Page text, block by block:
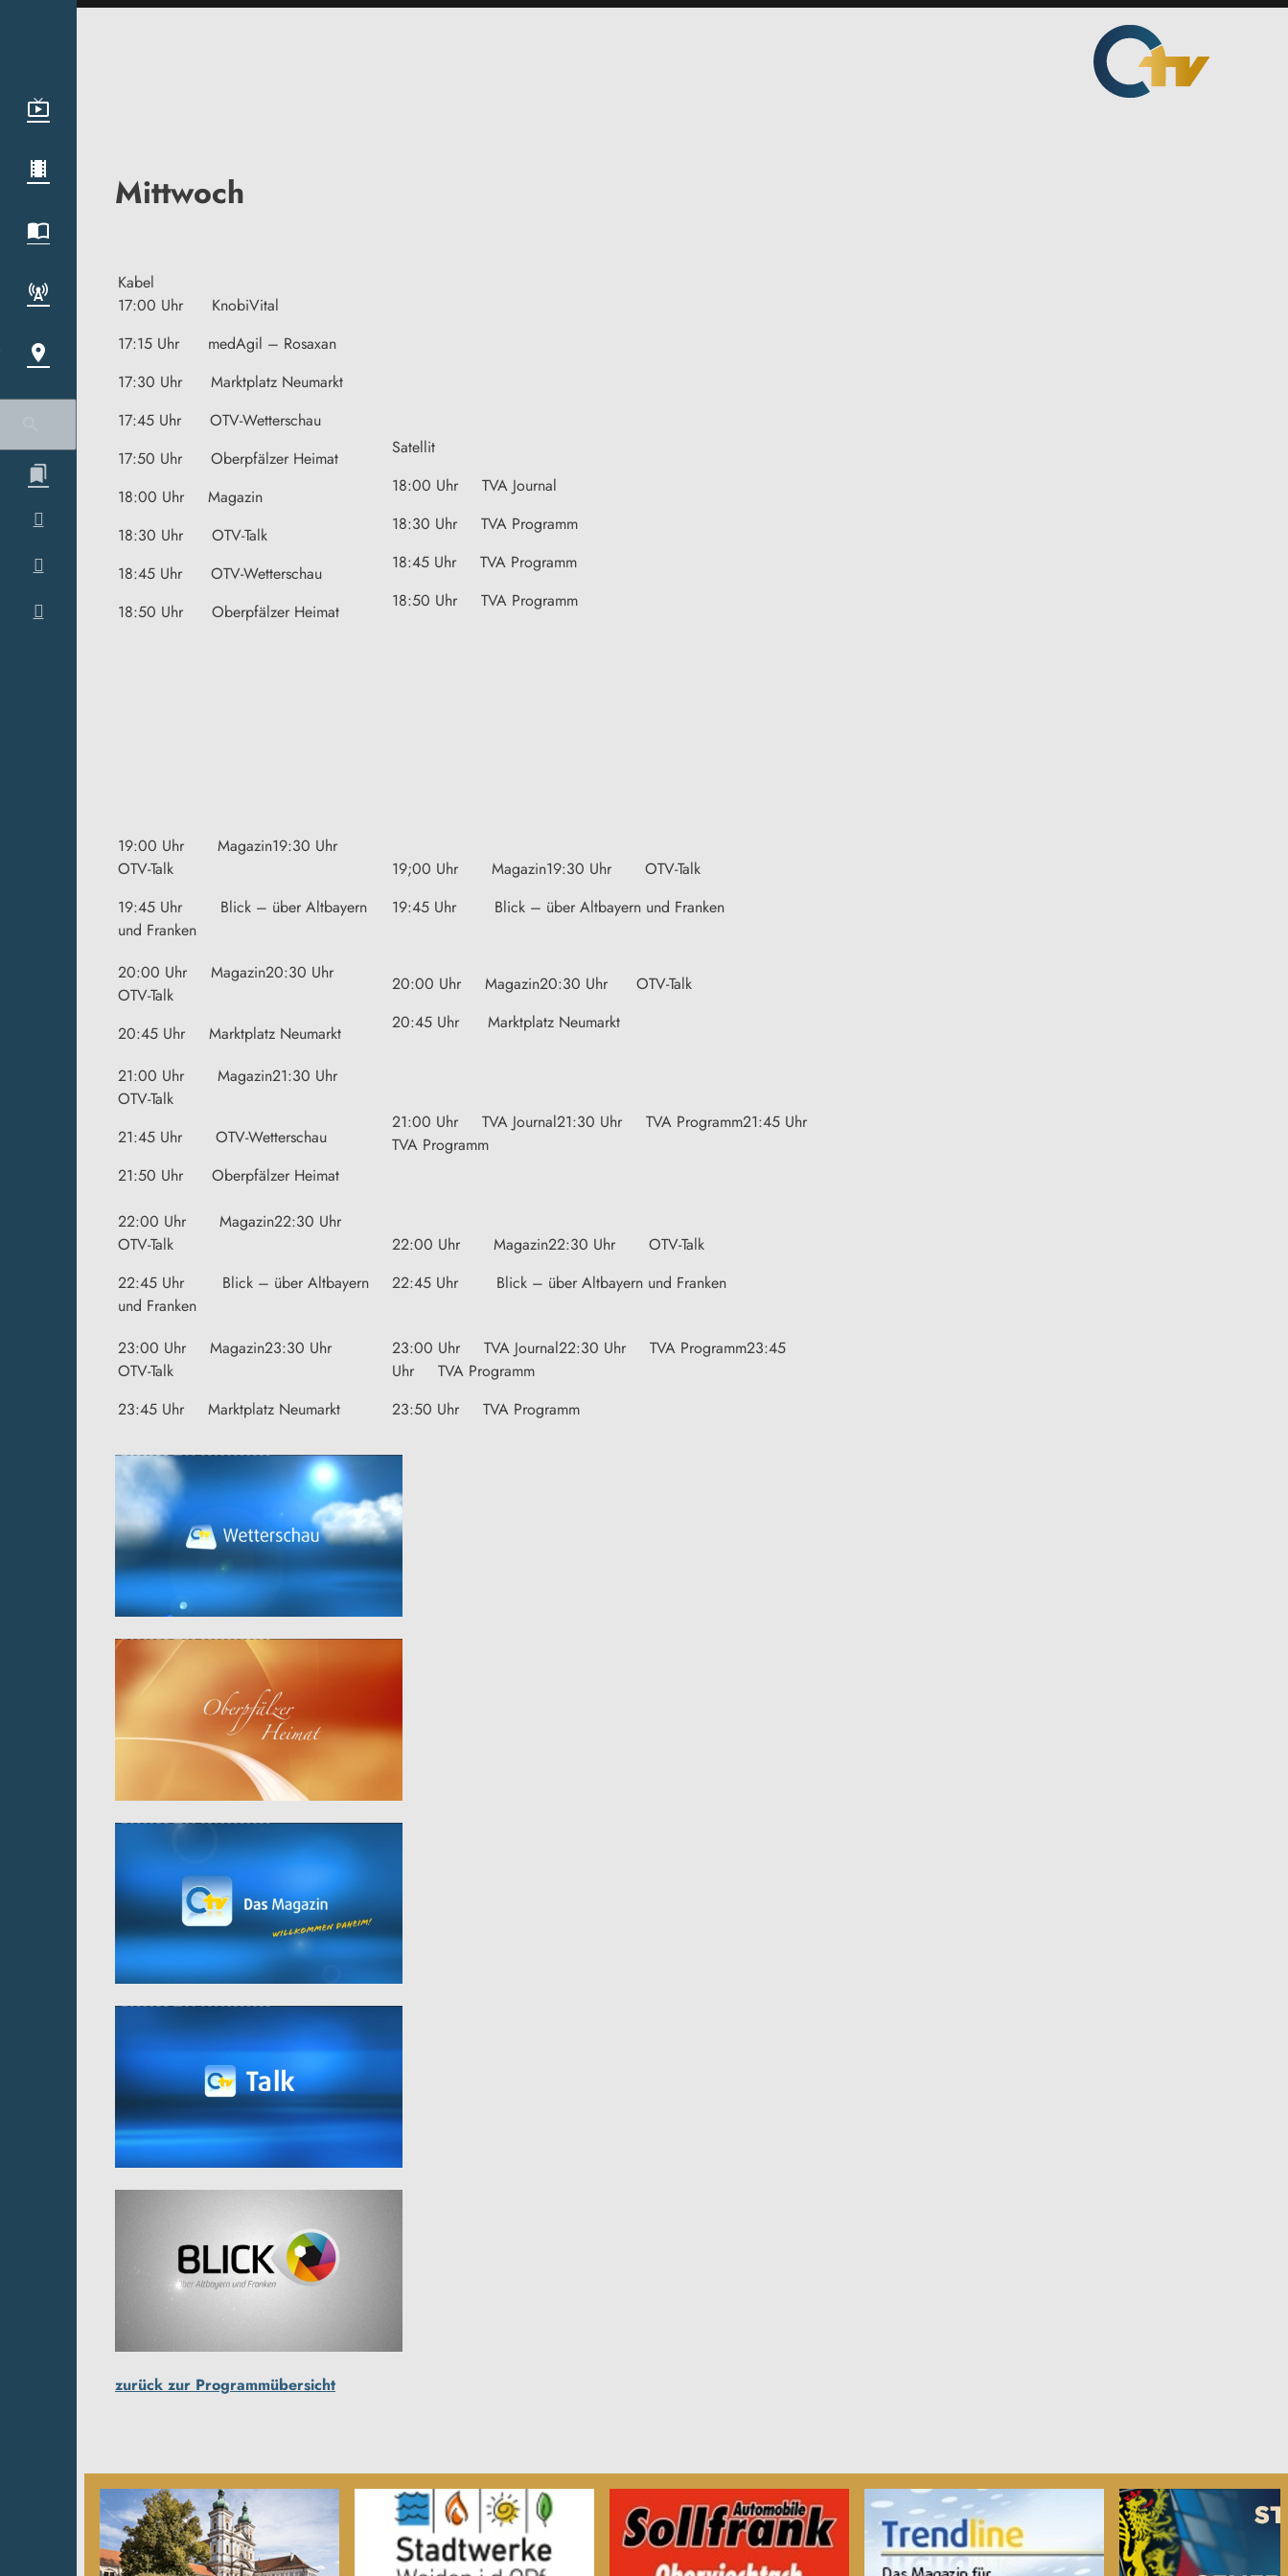
Mittwoch
Kabel
17:00 Uhr KnobiVital
17:15 Uhr medAgil – Rosaxan
17:30 Uhr Marktplatz Neumarkt
17:45 Uhr OTV-Wetterschau
17:50 Uhr Oberpfälzer Heimat
18:00 Uhr Magazin
18:30 Uhr OTV-Talk
18:45 Uhr OTV-Wetterschau
18:50 Uhr Oberpfälzer Heimat
Satellit
18:00 Uhr TVA Journal
18:30 Uhr TVA Programm
18:45 Uhr TVA Programm
18:50 Uhr TVA Programm
19:00 Uhr Magazin19:30 Uhr
OTV-Talk
19:45 Uhr Blick – über Altbayern
und Franken
19;00 Uhr Magazin19:30 Uhr OTV-Talk
19:45 Uhr Blick – über Altbayern und Franken
20:00 Uhr Magazin20:30 Uhr
OTV-Talk
20:45 Uhr Marktplatz Neumarkt
20:00 Uhr Magazin20:30 Uhr OTV-Talk
20:45 Uhr Marktplatz Neumarkt
21:00 Uhr Magazin21:30 Uhr
OTV-Talk
21:45 Uhr OTV-Wetterschau
21:50 Uhr Oberpfälzer Heimat
21:00 Uhr TVA Journal21:30 Uhr TVA Programm21:45 Uhr
TVA Programm
22:00 Uhr Magazin22:30 Uhr
OTV-Talk
22:45 Uhr Blick – über Altbayern
und Franken
22:00 Uhr Magazin22:30 Uhr OTV-Talk
22:45 Uhr Blick – über Altbayern und Franken
23:00 Uhr Magazin23:30 Uhr
OTV-Talk
23:45 Uhr Marktplatz Neumarkt
23:00 Uhr TVA Journal22:30 Uhr TVA Programm23:45
Uhr TVA Programm
23:50 Uhr TVA Programm
zurück zur Programmübersicht